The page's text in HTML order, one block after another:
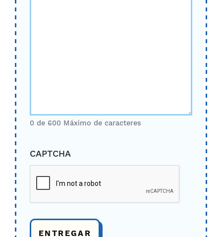
0 de 600 Máximo de caracteres
CAPTCHA